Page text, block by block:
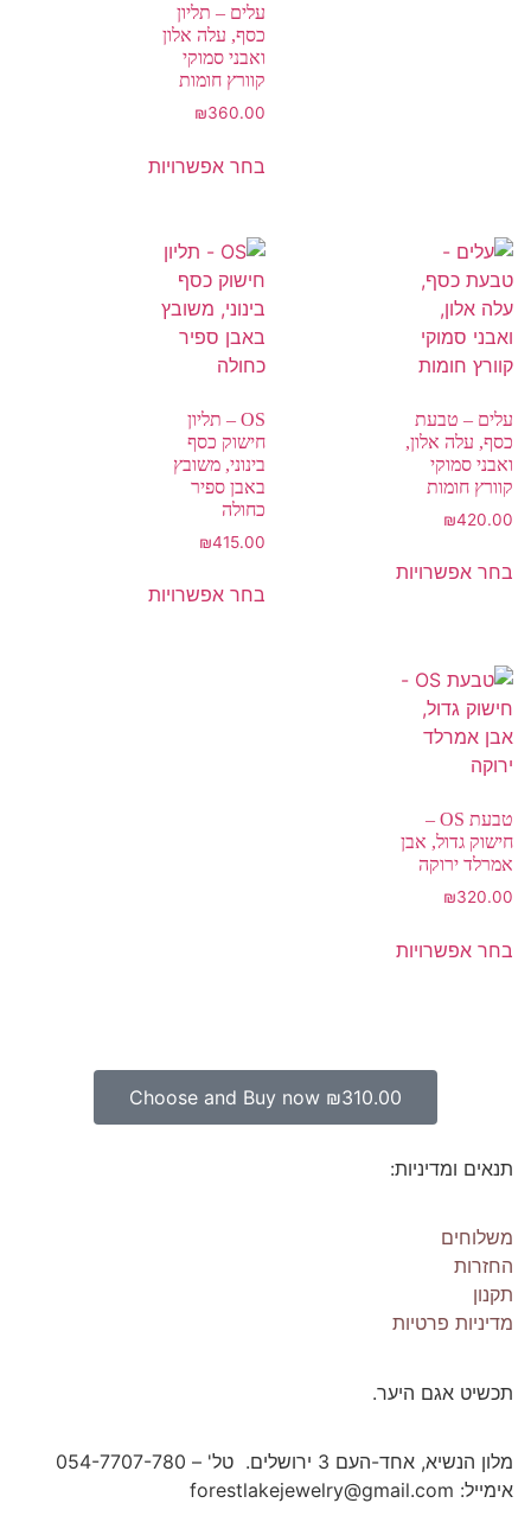
עלים – תליון
כסף, עלה אלון
ואבני סמוקי
קוורץ חומות
₪360.00
בחר אפשרויות
עלים – טבעת
כסף, עלה אלון,
ואבני סמוקי
קוורץ חומות
₪420.00
בחר אפשרויות
OS – תליון
חישוק כסף
בינוני, משובץ
באבן ספיר
כחולה
₪415.00
בחר אפשרויות
טבעת OS –
חישוק גדול, אבן
אמרלד ירוקה
₪320.00
בחר אפשרויות
₪310.00
תנאים ומדיניות:
משלוחים
החזרות
תקנון
מדיניות פרטיות
תכשיט אגם היער.
אימייל: forestlakejewelry@gmail.com